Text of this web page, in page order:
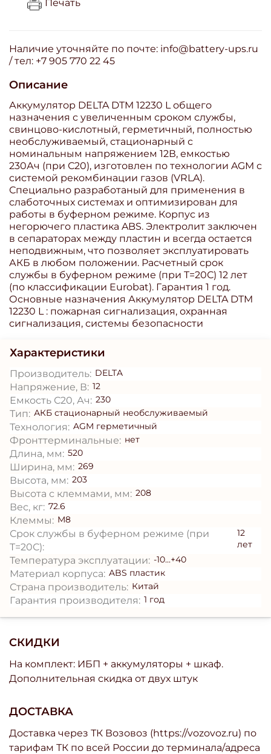
Печать
Описание
Аккумулятор DELTA DTM 12230 L общего
назначения с увеличенным сроком службы,
свинцово-кислотный, герметичный, полностью
необслуживаемый, стационарный с
номинальным напряжением 12В, емкостью
230Ач (при С20), изготовлен по технологии AGM с
системой рекомбинации газов (VRLA).
Специально разработаный для применения в
слаботочных системах и оптимизирован для
работы в буферном режиме. Корпус из
негорючего пластика ABS. Электролит заключен
в сепараторах между пластин и всегда остается
неподвижным, что позволяет эксплуатировать
АКБ в любом положении. Расчетный срок
службы в буферном режиме (при T=20С) 12 лет
(по классификации Eurobat). Гарантия 1 год.
Основные назначения Аккумулятор DELTA DTM
12230 L : пожарная сигнализация, охранная
сигнализация, системы безопасности
Наличие уточняйте по почте: info@battery-ups.ru
/ тел: +7 905 770 22 45
СКИДКИ
На комплект: ИБП + аккумуляторы + шкаф.
Дополнительная скидка от двух штук
ДОСТАВКА
Доставка через ТК Возовоз (https://vozovoz.ru) по
тарифам ТК по всей России до терминала/адреса
Характеристики
Производитель: DELTA
Напряжение, В: 12
Емкость С20, Ач: 230
Тип: АКБ стационарный необслуживаемый
Технология: AGM герметичный
Фронттерминальные: нет
Длина, мм: 520
Ширина, мм: 269
Высота, мм: 203
Высота с клеммами, мм: 208
Вес, кг: 72.6
Клеммы: M8
Срок службы в буферном режиме (при
T=20С):
12
лет
Температура эксплуатации: -10...+40
Материал корпуса: ABS пластик
Страна производитель: Китай
Гарантия производителя: 1 год